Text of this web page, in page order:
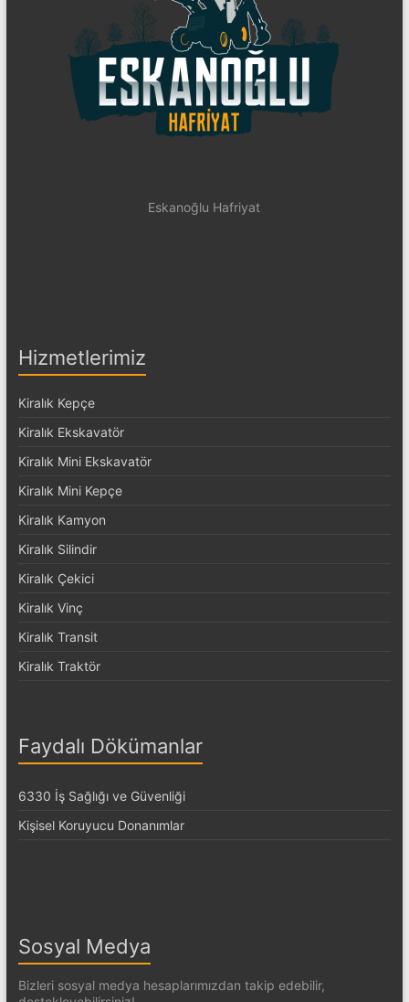
Eskanoğlu Hafriyat
Hizmetlerimiz
Kiralık Kepçe
Kiralık Ekskavatör
Kiralık Mini Ekskavatör
Kiralık Mini Kepçe
Kiralık Kamyon
Kiralık Silindir
Kiralık Çekici
Kiralık Vinç
Kiralık Transit
Kiralık Traktör
Faydalı Dökümanlar
6330 İş Sağlığı ve Güvenliği
Kişisel Koruyucu Donanımlar
Sosyal Medya
Bizleri sosyal medya hesaplarımızdan takip edebilir,